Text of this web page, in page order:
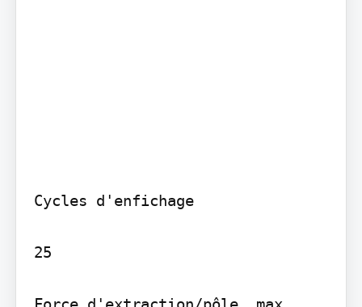
Cycles d'enfichage
25